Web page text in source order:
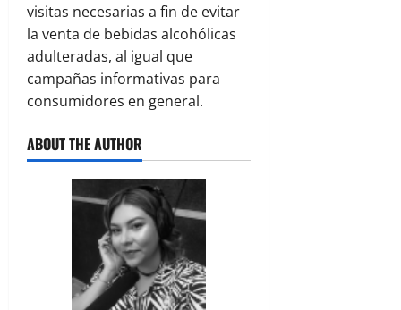
visitas necesarias a fin de evitar
la venta de bebidas alcohólicas
adulteradas, al igual que
campañas informativas para
consumidores en general.
ABOUT THE AUTHOR